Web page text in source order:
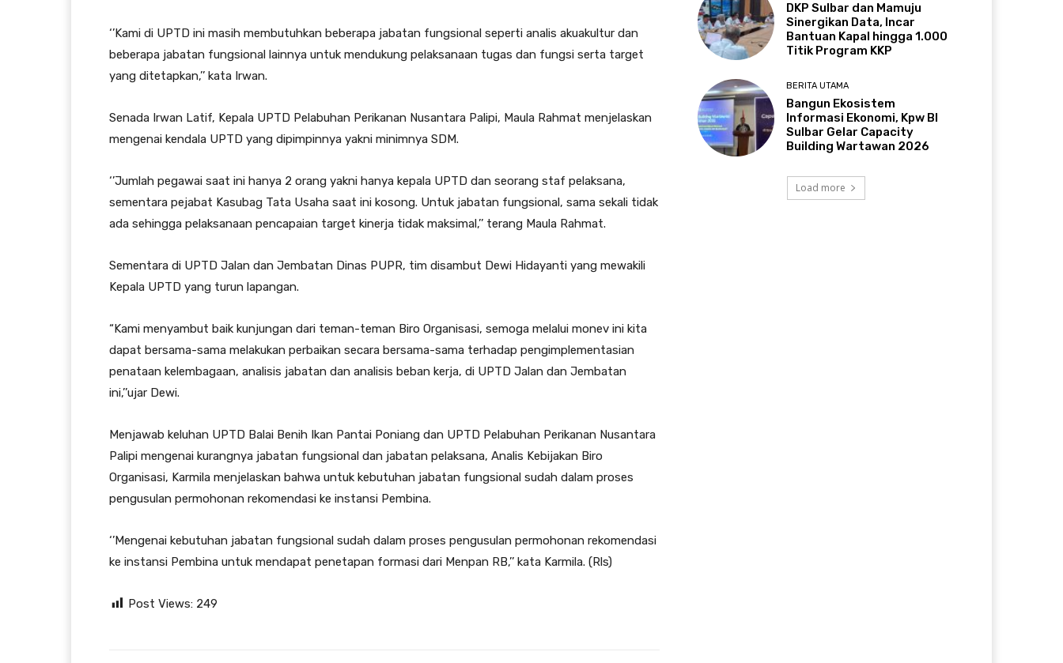
‘’Kami di UPTD ini masih membutuhkan beberapa jabatan fungsional seperti analis akuakultur dan
beberapa jabatan fungsional lainnya untuk mendukung pelaksanaan tugas dan fungsi serta target
yang ditetapkan,’’ kata Irwan.
Senada Irwan Latif, Kepala UPTD Pelabuhan Perikanan Nusantara Palipi, Maula Rahmat menjelaskan
mengenai kendala UPTD yang dipimpinnya yakni minimnya SDM.
‘’Jumlah pegawai saat ini hanya 2 orang yakni hanya kepala UPTD dan seorang staf pelaksana,
sementara pejabat Kasubag Tata Usaha saat ini kosong. Untuk jabatan fungsional, sama sekali tidak
ada sehingga pelaksanaan pencapaian target kinerja tidak maksimal,’’ terang Maula Rahmat.
Sementara di UPTD Jalan dan Jembatan Dinas PUPR, tim disambut Dewi Hidayanti yang mewakili
Kepala UPTD yang turun lapangan.
“Kami menyambut baik kunjungan dari teman-teman Biro Organisasi, semoga melalui monev ini kita
dapat bersama-sama melakukan perbaikan secara bersama-sama terhadap pengimplementasian
penataan kelembagaan, analisis jabatan dan analisis beban kerja, di UPTD Jalan dan Jembatan
ini,’’ujar Dewi.
Menjawab keluhan UPTD Balai Benih Ikan Pantai Poniang dan UPTD Pelabuhan Perikanan Nusantara
Palipi mengenai kurangnya jabatan fungsional dan jabatan pelaksana, Analis Kebijakan Biro
Organisasi, Karmila menjelaskan bahwa untuk kebutuhan jabatan fungsional sudah dalam proses
pengusulan permohonan rekomendasi ke instansi Pembina.
‘’Mengenai kebutuhan jabatan fungsional sudah dalam proses pengusulan permohonan rekomendasi
ke instansi Pembina untuk mendapat penetapan formasi dari Menpan RB,’’ kata Karmila. (Rls)
Post Views: 249
DKP Sulbar dan Mamuju
Sinergikan Data, Incar
Bantuan Kapal hingga 1.000
Titik Program KKP
BERITA UTAMA
Bangun Ekosistem
Informasi Ekonomi, Kpw BI
Sulbar Gelar Capacity
Building Wartawan 2026
Load more